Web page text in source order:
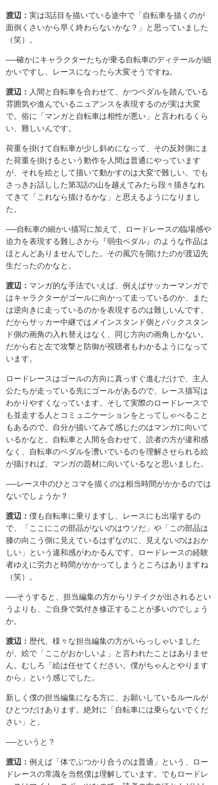
渡辺： 実は3話目を描いている途中で「自転車を描くのが
面倒くさいから早く終わらないかな？」と思っていました
（笑）。
──確かにキャラクターたちが乗る自転車のディテールが細
かいですし、レースになったら大変そうですね。
渡辺： 人間と自転車を合わせて、かつペダルを踏んでいる
雰囲気や進んでいるニュアンスを表現するのが実は大変
で。俗に「マンガと自転車は相性が悪い」と言われるくら
い、難しいんです。
荷重を掛けて自転車が少し斜めになって、その反対側にま
た荷重を掛けるという動作を人間は普通にやっています
が、それを絵として描いて動かすのは大変で難しい。でも
さっきお話しした第3話の山を越えてみたら段々描きなれ
てきて「これなら描けるかな」と思えるようになりまし
た。
──自転車の細かい描写に加えて、ロードレースの臨場感や
迫力を表現する難しさから『弱虫ペダル』のような作品は
ほとんどありませんでした。その風穴を開けたのが渡辺先
生だったのかなと。
渡辺： マンガ的な手法でいえば、例えばサッカーマンガで
はキャラクターがゴールに向かって走っているのか、また
は逆向きに走っているのかを表現するのは難しいんです。
だからサッカー中継ではメインスタンド側とバックスタン
ド側の画角の入れ替えはなく、同じ方向の画角しかない。
だから右と左で攻撃と防御が視聴者もわかるようになって
います。
ロードレースはゴールの方向に真っすぐ進むだけで、主人
公たちが走っている先にゴールがあるので、レース描写は
わかりやすくなっています。そして実際のロードレースで
も並走する人とコミュニケーションをとってしゃべること
もあるので、自分が描いてみて感じたのはマンガに向いて
いるかなと。自転車と人間を合わせて、読者の方が違和感
なく、自転車のペダルを漕いでいるのを理解させられる絵
が描ければ、マンガの題材に向いているなと思いました。
──レース中のひとコマを描くのは相当時間がかかるのでは
ないでしょうか？
渡辺： 僕も自転車に乗りますし、レースにも出場するの
で、「ここにこの部品がないのはウソだ」や「この部品は
膝の向こう側に見えているはずなのに、見えないのはおか
しい」という違和感がわかるんです。ロードレースの経験
者ゆえに労力と時間がかかってしまうところはありますね
（笑）。
──そうすると、担当編集の方からリテイクが出されるとい
うよりも、ご自身で気付き修正することが多いのでしょう
か。
渡辺： 歴代、様々な担当編集の方がいらっしゃいました
が、絵で「ここがおかしいよ」と言われたことはありませ
ん。むしろ「絵は任せてください。僕がちゃんとやります
から」という感じでした。
新しく僕の担当編集になる方に、お願いしているルールが
ひとつだけあります。絶対に「自転車には乗らないでくだ
さい」と。
──というと？
渡辺： 例えば「体でぶつかり合うのは普通」という、ロー
ドレースの常識を当然僕は理解しています。でもロードレ